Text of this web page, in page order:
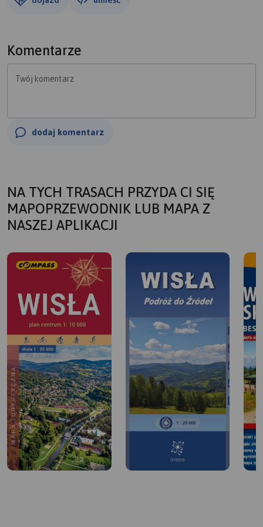
Komentarze
Twój komentarz
dodaj komentarz
NA TYCH TRASACH PRZYDA CI SIĘ
MAPOPRZEWODNIK LUB MAPA Z
NASZEJ APLIKACJI